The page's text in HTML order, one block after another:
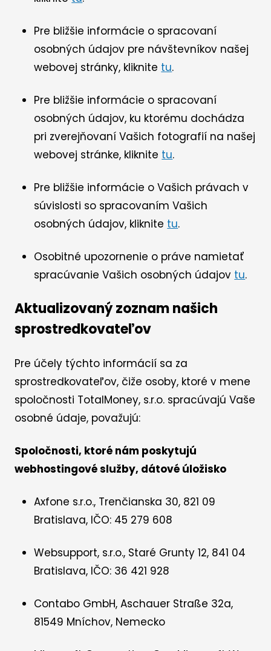
Pre bližšie informácie o spracovaní
osobných údajov pre návštevníkov našej
webovej stránky, kliknite tu.
Pre bližšie informácie o spracovaní
osobných údajov, ku ktorému dochádza
pri zverejňovaní Vašich fotografií na našej
webovej stránke, kliknite tu.
Pre bližšie informácie o Vašich právach v
súvislosti so spracovaním Vašich
osobných údajov, kliknite tu.
Osobitné upozornenie o práve namietať
spracúvanie Vašich osobných údajov tu.
Aktualizovaný zoznam našich
sprostredkovateľov
Pre účely týchto informácií sa za
sprostredkovateľov, čiže osoby, ktoré v mene
spoločnosti TotalMoney, s.r.o. spracúvajú Vaše
osobné údaje, považujú:
Spoločnosti, ktoré nám poskytujú
webhostingové služby, dátové úložisko
Axfone s.r.o., Trenčianska 30, 821 09
Bratislava, IČO: 45 279 608
Websupport, s.r.o., Staré Grunty 12, 841 04
Bratislava, IČO: 36 421 928
Contabo GmbH, Aschauer Straße 32a,
81549 Mníchov, Nemecko